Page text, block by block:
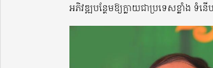
អភិវឌ្ឍបន្ថែមឱ្យក្លាយជាប្រទេសខ្លាំង